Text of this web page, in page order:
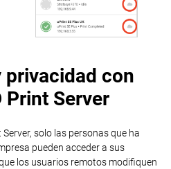
privacidad con
Print Server
solo las personas que ha
pueden acceder a sus
los usuarios remotos modifiquen